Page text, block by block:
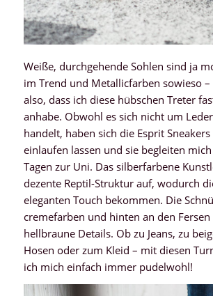
Weiße, durchgehende Sohlen sind ja
im Trend und Metallicfarben sowieso
also, dass ich diese hübschen Treter
anhabe. Obwohl es sich nicht um
handelt, haben sich die Esprit
einlaufen lassen und sie begleiten
Tagen zur Uni. Das silberfarbene
dezente Reptil-Struktur auf, wodurch
eleganten Touch bekommen. Die
cremefarben und hinten an den
hellbraune Details. Ob zu Jeans, zu
Hosen oder zum Kleid – mit diesen
ich mich einfach immer pudelwohl!